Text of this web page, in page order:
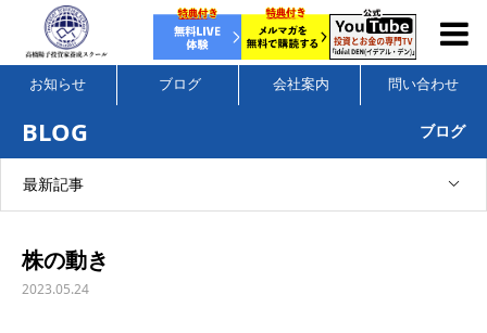
お知らせ ブログ 会社案内 問い合わせ
BLOG ブログ
最新記事
株の動き
2023.05.24